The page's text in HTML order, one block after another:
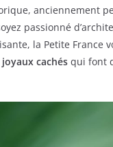
anciennement
passionné
la Petite France
joyaux cachés qui font